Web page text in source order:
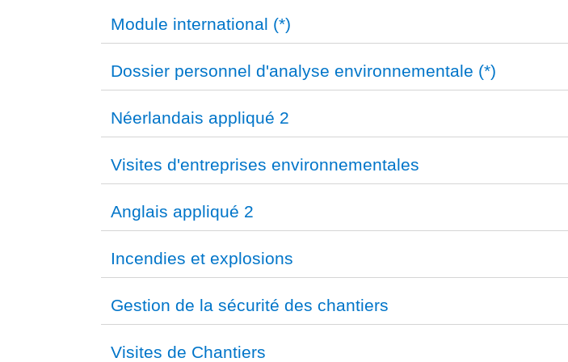
Module international (*)
Dossier personnel d'analyse environnementale (*)
Néerlandais appliqué 2
Visites d'entreprises environnementales
Anglais appliqué 2
Incendies et explosions
Gestion de la sécurité des chantiers
Visites de Chantiers